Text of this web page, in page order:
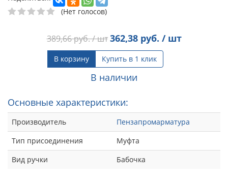
(Нет голосов)
389,66руб. / шт 362,38руб. / шт
В корзину Купить в 1 клик
В наличии
Основные характеристики:
Производитель
Пензапромарматура
Тип присоединения
Муфта
Вид ручки
Бабочка